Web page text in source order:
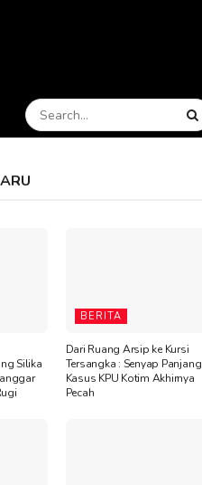
Silika
BERITA
Dari Ruang Arsip ke Kursi
Tersangka : Senyap Panjang
Kasus KPU Kotim Akhirnya
Pecah